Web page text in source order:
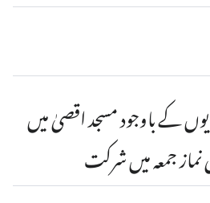
کے باوجود مسجد اقصیٰ میں